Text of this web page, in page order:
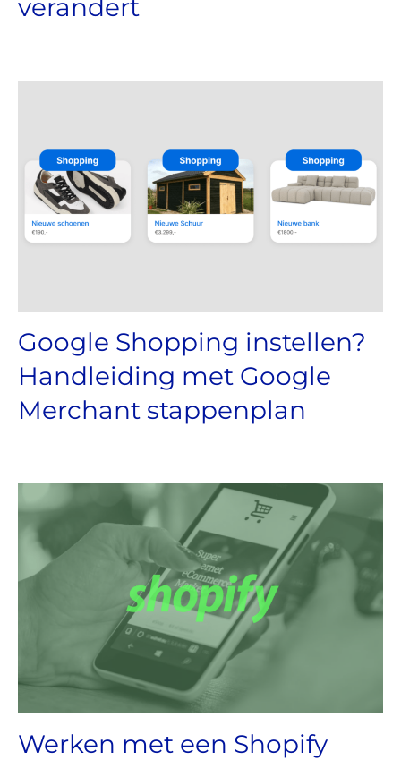
verandert
Google Shopping instellen?
Handleiding met Google
Merchant stappenplan
Werken met een Shopify